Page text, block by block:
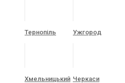
Тернопіль Ужгород
Хмельницький Черкаси